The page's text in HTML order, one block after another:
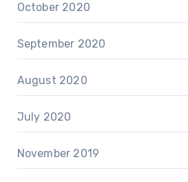
October 2020
September 2020
August 2020
July 2020
November 2019